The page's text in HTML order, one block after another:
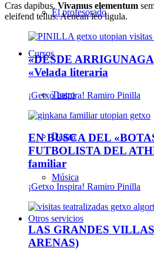
El profesorado
Cursos
Teatro
Danza
Música
Otros servicios
Cras dapibus. Vivamus elementum
eleifend tellus. Aenean leo ligula.
«DESDE
«Velada literaria
¡Getxo Inspira! Ramiro Pinilla
EN BUSCA DEL
FUTBOLISTA DEL
familiar
¡Getxo Inspira! Ramiro Pinilla
LAS GRANDES
ARENAS)